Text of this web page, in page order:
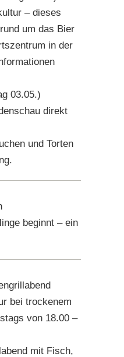
– dieses
um das Bier
in der
03.05.)
direkt
und Torten
beginnt – ein
bei trockenem
von 18.00 –
mit Fisch,